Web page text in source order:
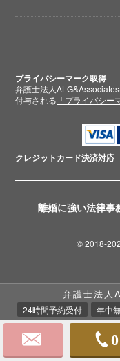
離婚に強い法律事
プライバシーマーク取得
弁護士法人
付与される 「プライバシー
クレジットカード決済対応
© 2018-
弁護士法人
24時間予約受付 年中